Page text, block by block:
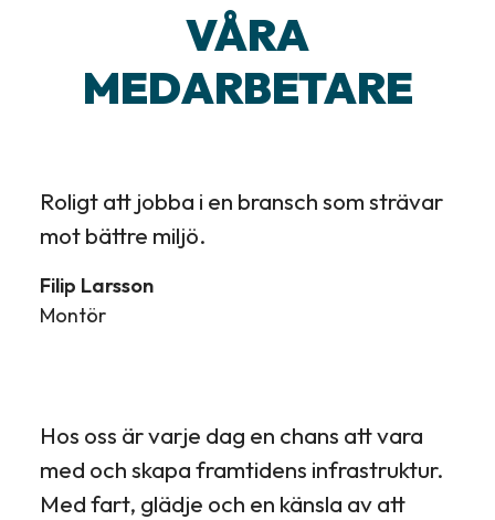
VÅRA
MEDARBETARE
Roligt att jobba i en bransch som strävar
mot bättre miljö.
Filip Larsson
Montör
Hos oss är varje dag en chans att vara
med och skapa framtidens infrastruktur.
Med fart, glädje och en känsla av att